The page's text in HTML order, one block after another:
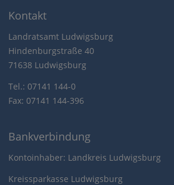
Kontakt
Landratsamt Ludwigsburg
Hindenburgstraße 40
71638 Ludwigsburg
Tel.: 07141 144-0
Fax: 07141 144-396
Bankverbindung
Kontoinhaber: Landkreis Ludwigsburg
Kreissparkasse Ludwigsburg